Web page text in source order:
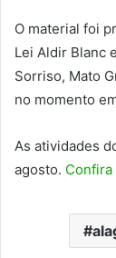
O material foi
Lei Aldir Blanc
Sorriso, Mato
no momento
As atividades
agosto. Confira